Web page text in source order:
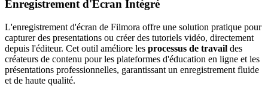
Enregistrement d'Écran Intégré
L'enregistrement d'écran de Filmora offre une solution pratique pour
capturer des presentations ou créer des tutoriels vidéo, directement
depuis l'éditeur. Cet outil améliore les processus de travail des
créateurs de contenu pour les plateformes d'éducation en ligne et les
présentations professionnelles, garantissant un enregistrement fluide
et de haute qualité.